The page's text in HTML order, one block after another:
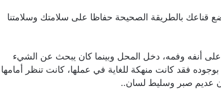
بالطريقة الصحيحة حفاظا على سلامتك وسلامتنا
أنفه وفمه، دخل المحل وبينما كان يبحث عن الشيء
فقد كانت منهكة للغاية في عملها، كانت تنظر أمامها
عديم صبر وسليط لسان..